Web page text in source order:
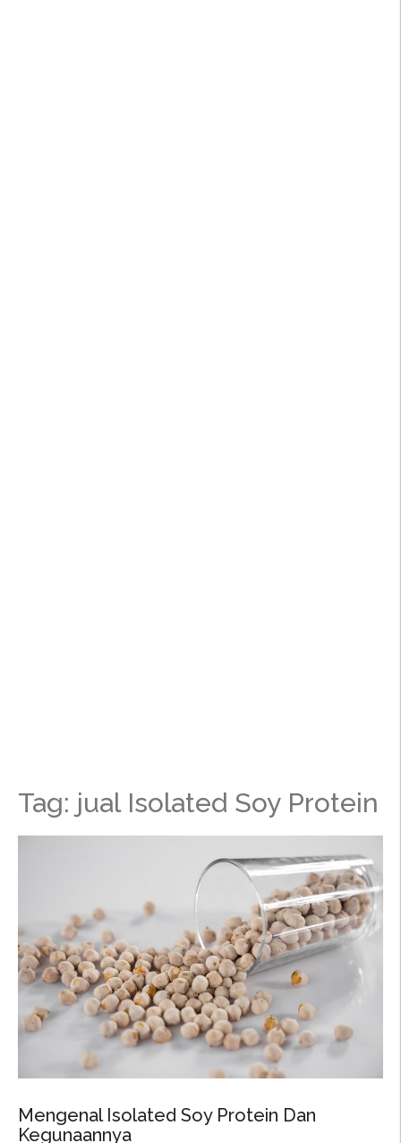
Tag: jual Isolated Soy Protein
Mengenal Isolated Soy Protein Dan
Kegunaannya